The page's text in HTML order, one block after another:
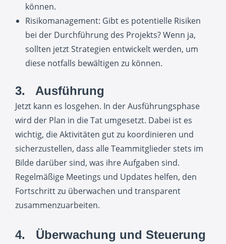
können.
Risikomanagement: Gibt es potentielle Risiken
bei der Durchführung des Projekts? Wenn ja,
sollten jetzt Strategien entwickelt werden, um
diese notfalls bewältigen zu können.
3. Ausführung
Jetzt kann es losgehen. In der Ausführungsphase
wird der Plan in die Tat umgesetzt. Dabei ist es
wichtig, die Aktivitäten gut zu koordinieren und
sicherzustellen, dass alle Teammitglieder stets im
Bilde darüber sind, was ihre Aufgaben sind.
Regelmäßige Meetings und Updates helfen, den
Fortschritt zu überwachen und transparent
zusammenzuarbeiten.
4. Überwachung und Steuerung